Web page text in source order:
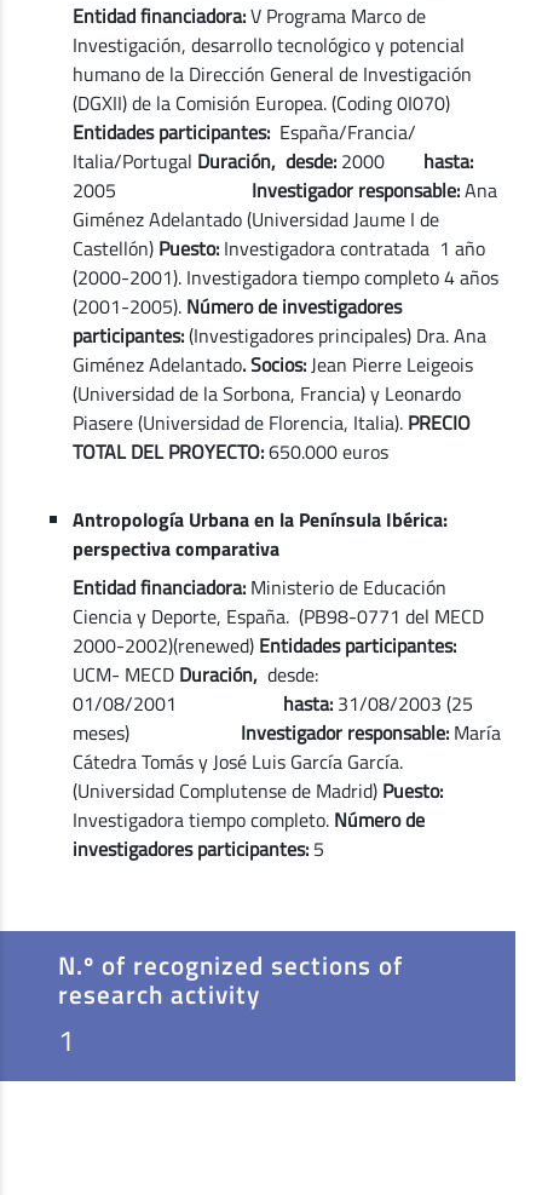
Entidad financiadora:V Programa Marco de
Investigación, desarrollo tecnológico y potencial
humano de la Dirección General de Investigación
(DGXII) de la Comisión Europea. (Coding 0I070)
Entidades participantes: España/Francia/
Italia/Portugal Duración, desde: 2000hasta:
2005
Investigador responsable:Ana
Giménez Adelantado (Universidad Jaume I de
Castellón) Puesto:Investigadora contratada 1 año
(2000-2001). Investigadora tiempo completo 4 años
(2001-2005). Número de investigadores
participantes:(Investigadores principales) Dra. Ana
Giménez Adelantado. Socios:Jean Pierre Leigeois
(Universidad de la Sorbona, Francia) y Leonardo
Piasere (Universidad de Florencia, Italia). PRECIO
TOTAL DEL PROYECTO:650.000 euros
Antropología Urbana en la Península Ibérica:
perspectiva comparativa
Entidad financiadora:Ministerio de Educación
Ciencia y Deporte, España. (PB98-0771 del MECD
2000-2002)(renewed) Entidades participantes:
UCM- MECD Duración,desde:
01/08/2001 hasta:31/08/2003 (25
meses) Investigador responsable:María
Cátedra Tomás y José Luis García García.
(Universidad Complutense de Madrid) Puesto:
Investigadora tiempo completo. Número de
investigadores participantes:5
N.º of recognized sections of
research activity
1